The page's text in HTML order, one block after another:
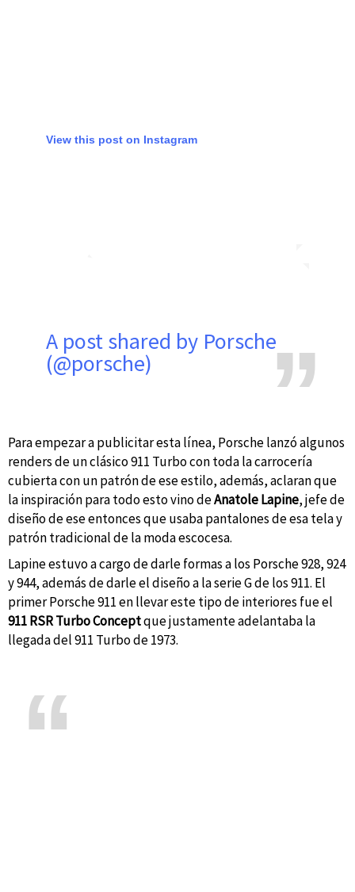
View this post on Instagram
A post shared by Porsche
(@porsche)
Para empezar a publicitar esta línea, Porsche lanzó algunos
renders de un clásico 911 Turbo con toda la carrocería
cubierta con un patrón de ese estilo, además, aclaran que
la inspiración para todo esto vino deAnatole Lapine, jefe de
diseño de ese entonces que usaba pantalones de esa tela y
patrón tradicional de la moda escocesa.
Lapine estuvo a cargo de darle formas a los Porsche 928, 924
y 944, además de darle el diseño a la serie G de los 911. El
primer Porsche 911 en llevar este tipo de interiores fue el
911 RSR Turbo Conceptque justamente adelantaba la
llegada del 911 Turbo de 1973.